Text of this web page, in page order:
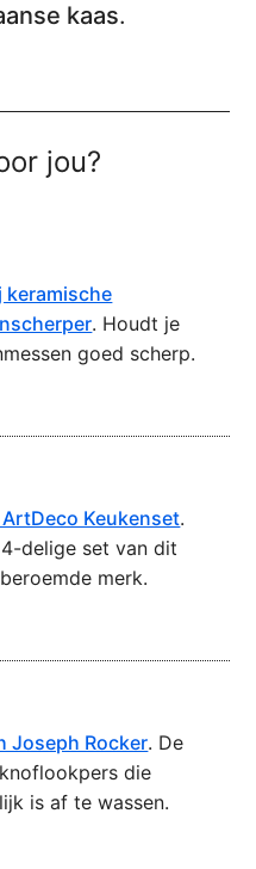
kaas.
jou?
keramische
. Houdt je
goed scherp.
Keukenset.
delige set van dit
merk.
Joseph Rocker. De
die
is af te wassen.